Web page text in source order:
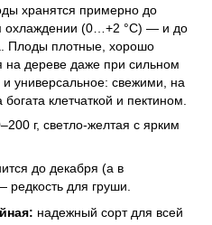
хранятся примерно до
охлаждении (0…+2 °C) — и до
Плоды плотные, хорошо
на дереве даже при сильном
универсальное: свежими, на
клетчаткой и пектином.
г, светло-желтая с ярким
до декабря (а в
для груши.
надежный сорт для всей